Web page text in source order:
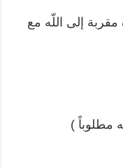
مقربة إلى اللّه مع
مطلوباً )